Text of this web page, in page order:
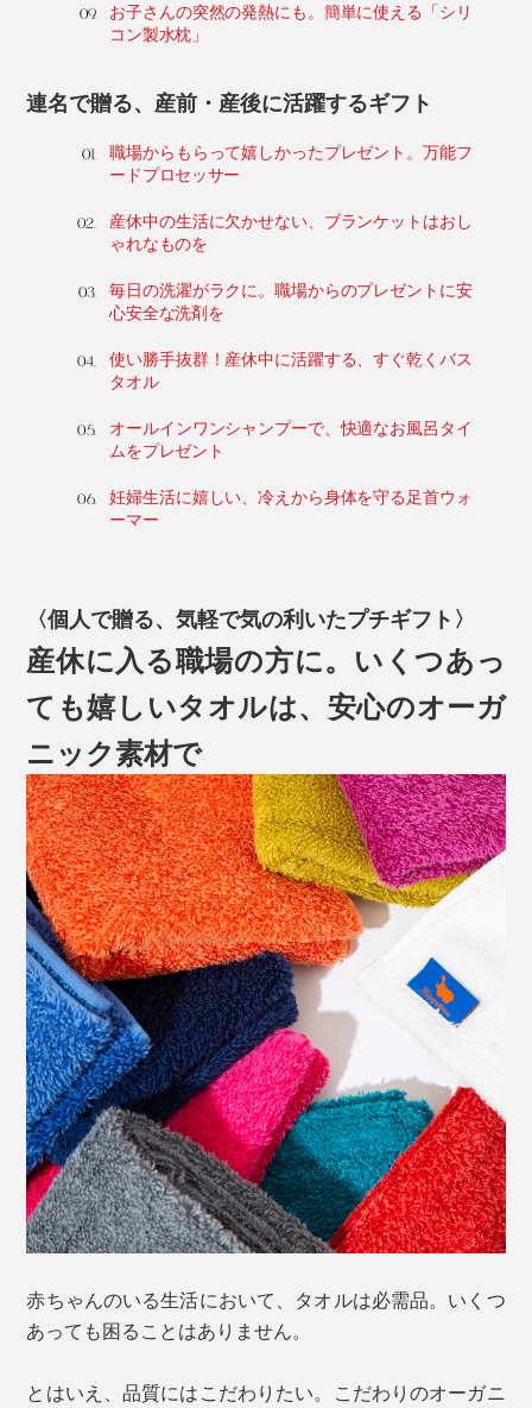
お子さんの突然の発熱にも。簡単に使える「シリ
コン製水枕」
連名で贈る、産前・産後に活躍するギフト
職場からもらって嬉しかったプレゼント。万能フ
ードプロセッサー
産休中の生活に欠かせない、ブランケットはおし
ゃれなものを
毎日の洗濯がラクに。職場からのプレゼントに安
心安全な洗剤を
使い勝手抜群！産休中に活躍する、すぐ乾くバス
タオル
オールインワンシャンプーで、快適なお風呂タイ
ムをプレゼント
妊婦生活に嬉しい、冷えから身体を守る足首ウォ
ーマー
〈個人で贈る、気軽で気の利いたプチギフト〉
産休に入る職場の方に。いくつあっ
ても嬉しいタオルは、安心のオーガ
ニック素材で
赤ちゃんのいる生活において、タオルは必需品。いくつ
あっても困ることはありません。
とはいえ、品質にはこだわりたい。こだわりのオーガニ